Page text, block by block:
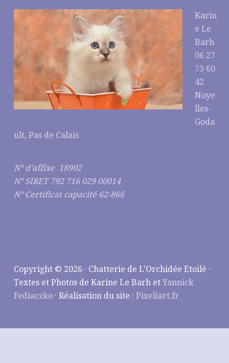
Karin
e Le
Barh
06 27
73 60
42
Noye
lles-
Goda
ult, Pas de Calais
N° d’affixe 18902
N° SIRET 792 716 029 00014
N° Certificat capacité 62-866
Copyright © 2026 · Chatterie de L'Orchidée Etoilé ·
Textes et Photos de Karine Le Barh etYannick
Fediaczko · Réalisation du site :Pixeliart.fr